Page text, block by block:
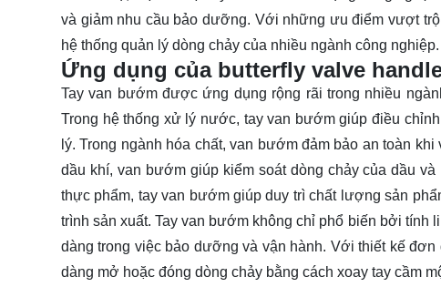
và giảm nhu cầu bảo dưỡng. Với những ưu điểm vượt
hệ thống quản lý dòng chảy của nhiều ngành công nghiệp.
Ứng dụng của butterfly valve
Tay van bướm được ứng dụng rộng rãi trong nhiều
Trong hệ thống xử lý nước, tay van bướm giúp điều
lý. Trong ngành hóa chất, van bướm đảm bảo an toàn
dầu khí, van bướm giúp kiểm soát dòng chảy của dầu
thực phẩm, tay van bướm giúp duy trì chất lượng sản
trình sản xuất. Tay van bướm không chỉ phổ biến bởi tính
dàng trong việc bảo dưỡng và vận hành. Với thiết kế
dàng mở hoặc đóng dòng chảy bằng cách xoay tay cầm